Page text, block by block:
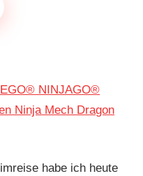
NINJAGO®
Ninja Mech Dragon
habe ich heute